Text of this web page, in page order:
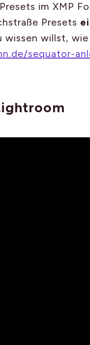
im XMP
Presets
wissen willst,
sequator-